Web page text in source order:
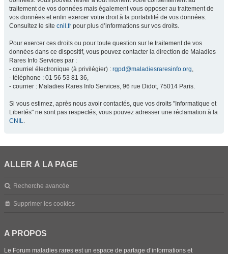
traitement de vos données mais également vous opposer au traitement de
vos données et enfin exercer votre droit à la portabilité de vos données.
Consultez le site cnil.fr pour plus d’informations sur vos droits.
Pour exercer ces droits ou pour toute question sur le traitement de vos
données dans ce dispositif, vous pouvez contacter la direction de Maladies
Rares Info Services par :
- courriel électronique (à privilégier) : rgpd@maladiesraresinfo.org,
- téléphone : 01 56 53 81 36,
- courrier : Maladies Rares Info Services, 96 rue Didot, 75014 Paris.
Si vous estimez, après nous avoir contactés, que vos droits "Informatique et
Libertés" ne sont pas respectés, vous pouvez adresser une réclamation à la
CNIL.
ALLER À LA PAGE
Recherche avancée
Supprimer les cookies
A PROPOS
Le Forum maladies rares est un espace de partage d’informations et